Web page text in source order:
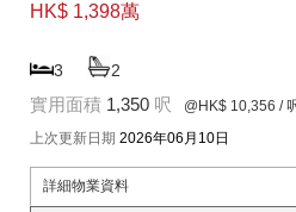
HK$ 1,398萬
3 2
實用面積 1,350 呎 @HK$ 10,356 /
上次更新日期 2026年06月10日
詳細物業資料